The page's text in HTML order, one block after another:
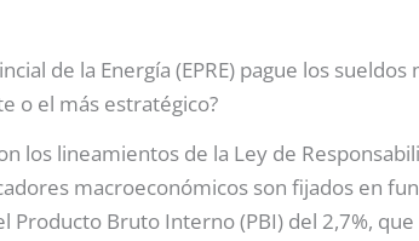
de la Energía (EPRE) pague los
o el más estratégico?
los lineamientos de la Ley de
macroeconómicos son fijados en
Bruto Interno (PBI) del 2,7%,